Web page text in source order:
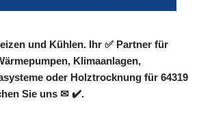
und Kühlen. Ihr ✅ Partner für
Klimaanlagen,
oder Holztrocknung für 64319
Sie uns ✉ ✔️.